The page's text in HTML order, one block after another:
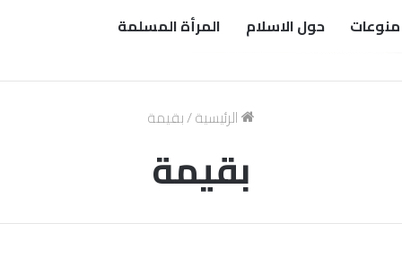
منوعات حول الاسلام المرأة المسلمة
الرئيسية/بقيمة
بقيمة